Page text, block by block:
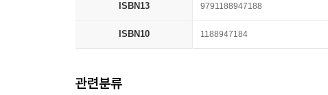
ISBN13 9791188947188
ISBN10 1188947184
관련분류